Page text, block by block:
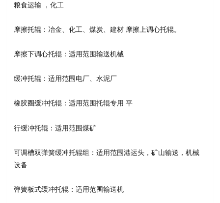
粮食运输 ，化工
摩擦托辊：冶金、化工、煤炭、建材 摩擦上调心托辊。
摩擦下调心托辊：适用范围输送机械
缓冲托辊：适用范围电厂、水泥厂
橡胶圈缓冲托辊：适用范围托辊专用 平
行缓冲托辊：适用范围煤矿
可调槽双弹簧缓冲托辊组：适用范围港运头，矿山输送，机械
设备
弹簧板式缓冲托辊：适用范围输送机